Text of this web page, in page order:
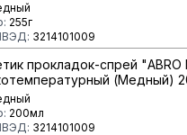
255г
3214101009
прокладок-спрей "ABRO
(Медный)
200мл
3214101009